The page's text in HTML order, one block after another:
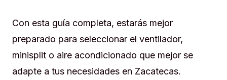
Con esta guía completa, estarás mejor
preparado para seleccionar el ventilador,
minisplit o aire acondicionado que mejor se
adapte a tus necesidades en Zacatecas.